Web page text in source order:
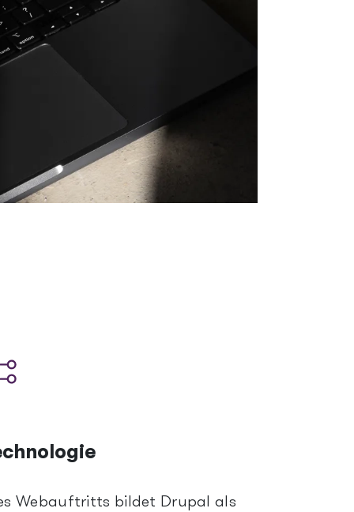
Webauftritts bildet Drupal als